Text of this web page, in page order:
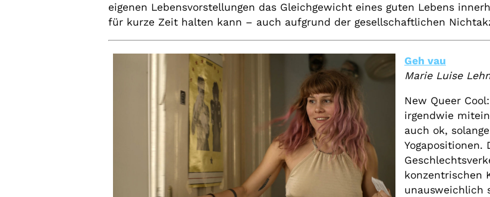
eigenen Lebensvorstellungen das Gleichgewicht eines guten Lebens
für kurze Zeit halten kann – auch aufgrund der gesellschaftlichen
Geh vau
Marie Luise
New Queer
irgendwie
auch ok,
Yogapositionen.
konzentrischen
unausweichlich